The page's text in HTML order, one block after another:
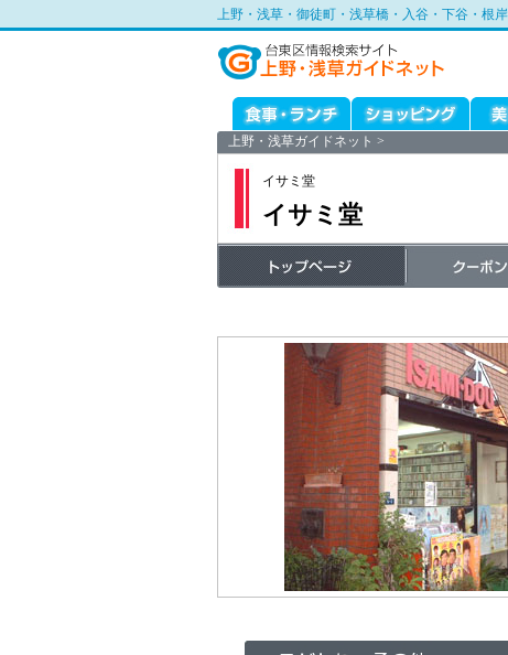
上野・浅草・御徒町・浅草橋・入谷・下谷・根
上野・浅草ガイドネット >
イサミ堂
イサミ堂